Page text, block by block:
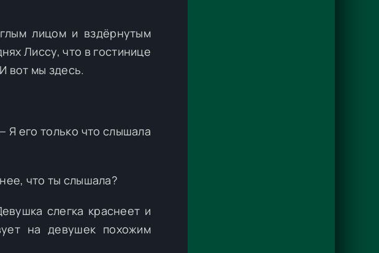
лицом и вздёрнутым
Лиссу, что в гостинице
вот мы здесь.
Я его только что слышала
что ты слышала?
слегка краснеет и
на девушек похожим